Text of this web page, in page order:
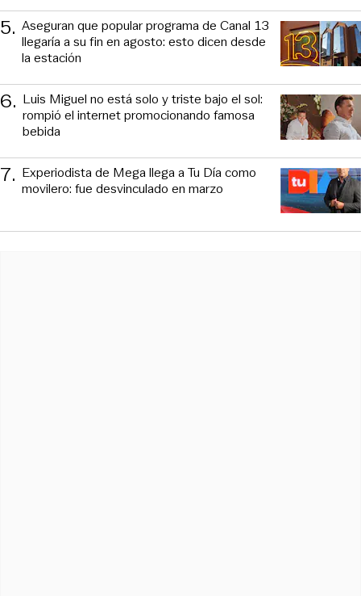
5. Aseguran que popular programa de Canal 13
llegaría a su fin en agosto: esto dicen desde
la estación
6. Luis Miguel no está solo y triste bajo el sol:
rompió el internet promocionando famosa
bebida
7. Experiodista de Mega llega a Tu Día como
movilero: fue desvinculado en marzo